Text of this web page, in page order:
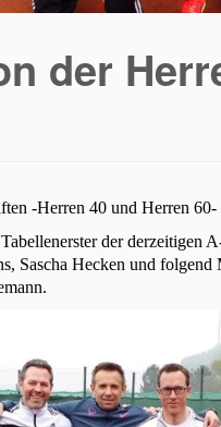
der
-Herren 40 und Herren
der derzeitigen
Sascha Hecken und